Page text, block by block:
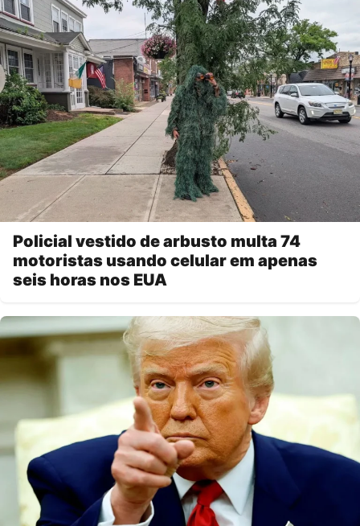
Policial vestido de arbusto multa 74
motoristas usando celular em apenas
seis horas nos EUA